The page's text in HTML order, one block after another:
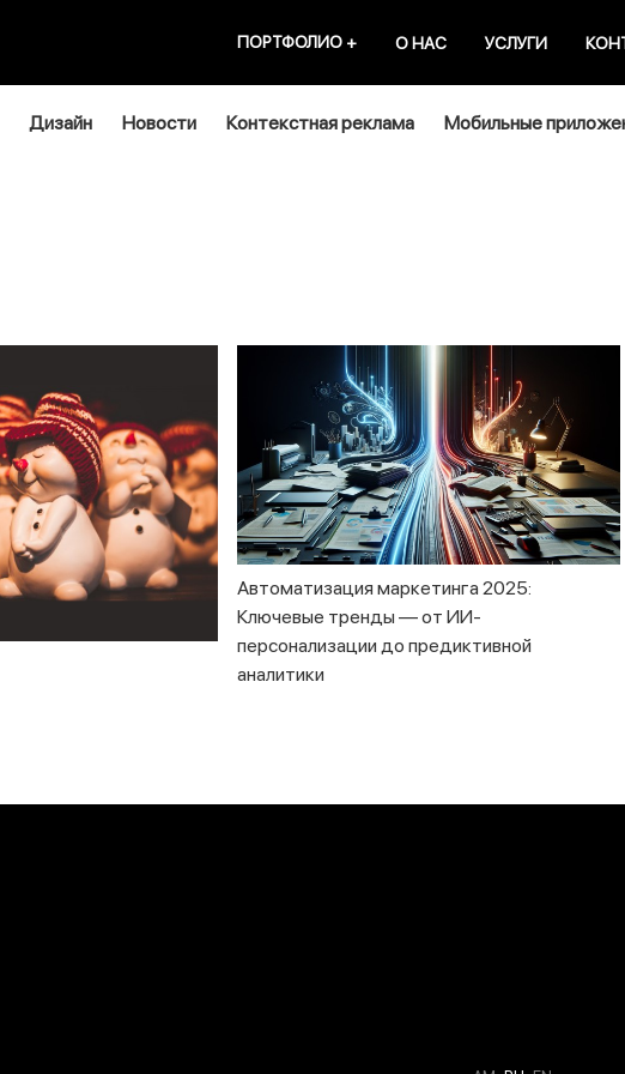
ПОРТФОЛИО + О НАС УСЛУГИ
Дизайн Новости Контекстная реклама Мобильные
Автоматизация маркетинга 2025:
Ключевые тренды — от ИИ-
персонализации до предиктивной
аналитики